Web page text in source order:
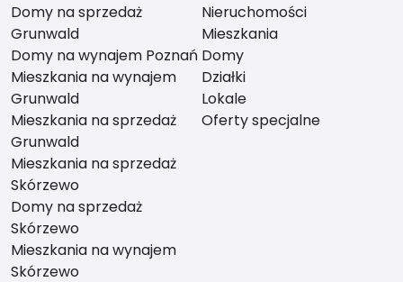
Domy na sprzedaż
Grunwald
Domy na wynajem Poznań
Mieszkania na wynajem
Grunwald
Mieszkania na sprzedaż
Grunwald
Mieszkania na sprzedaż
Skórzewo
Domy na sprzedaż
Skórzewo
Mieszkania na wynajem
Skórzewo
Nieruchomości
Mieszkania
Domy
Działki
Lokale
Oferty specjalne